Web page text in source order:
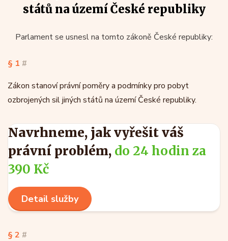
států na území České republiky
Parlament se usnesl na tomto zákoně České republiky:
§ 1 #
Zákon stanoví právní poměry a podmínky pro pobyt
ozbrojených sil jiných států na území České republiky.
Navrhneme, jak vyřešit váš
právní problém, do 24 hodin za
390 Kč
Detail služby
§ 2 #